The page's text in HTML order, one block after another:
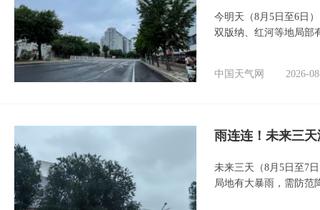
今明天（8月5日至6日
双版纳、红河等地局部
中国天气网 2026-
雨连连！未来三
未来三天（8月5日至7
局地有大暴雨，需防范